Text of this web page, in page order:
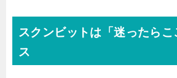
スクンビットは「迷ったら
ス